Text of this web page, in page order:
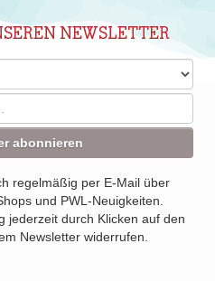
NEWSLETTER
abonnieren
regelmäßig per E-Mail über
und PWL-Neuigkeiten.
jederzeit durch Klicken auf den
Newsletter widerrufen.